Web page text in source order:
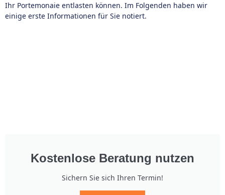
Ihr Portemonaie entlasten können. Im Folgenden haben wir
einige erste Informationen für Sie notiert.
Kostenlose Beratung nutzen
Sichern Sie sich Ihren Termin!